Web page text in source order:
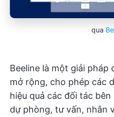
qua
Beeline là một giải pháp
mở rộng, cho phép các
hiệu quả các đối tác
dự phòng, tư vấn, nhân